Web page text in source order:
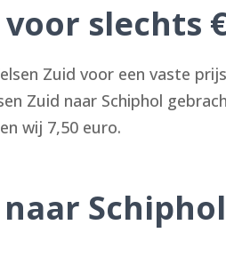
slechts
Zuid voor een vaste
Zuid naar Schiphol
wij 7,50 euro.